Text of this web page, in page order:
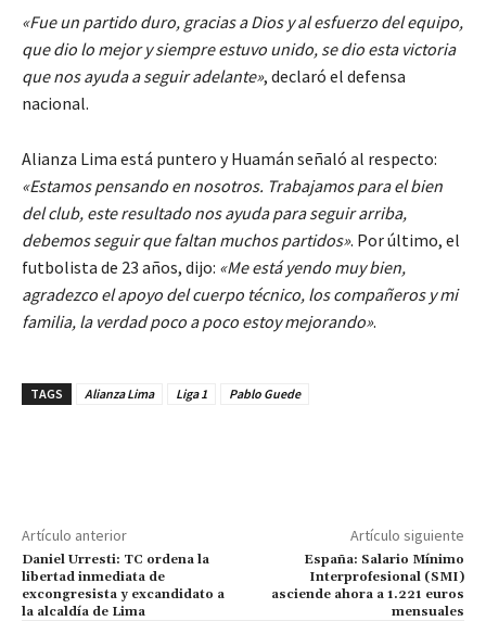
«Fue un partido duro, gracias a Dios y al esfuerzo del equipo,
que dio lo mejor y siempre estuvo unido, se dio esta victoria
que nos ayuda a seguir adelante», declaró el defensa
nacional.
Alianza Lima está puntero y Huamán señaló al respecto:
«Estamos pensando en nosotros. Trabajamos para el bien
del club, este resultado nos ayuda para seguir arriba,
debemos seguir que faltan muchos partidos». Por último, el
futbolista de 23 años, dijo: «Me está yendo muy bien,
agradezco el apoyo del cuerpo técnico, los compañeros y mi
familia, la verdad poco a poco estoy mejorando».
TAGS Alianza Lima Liga 1 Pablo Guede
Artículo anterior
Daniel Urresti: TC ordena la
libertad inmediata de
excongresista y excandidato a
la alcaldía de Lima
Artículo siguiente
España: Salario Mínimo
Interprofesional (SMI)
asciende ahora a 1.221 euros
mensuales